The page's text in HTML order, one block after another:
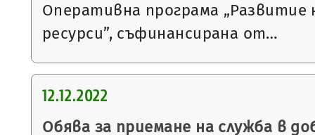
Оперативна програма
ресурси”, съфинансирана от…
12.12.2022
Обява за приемане на служба в